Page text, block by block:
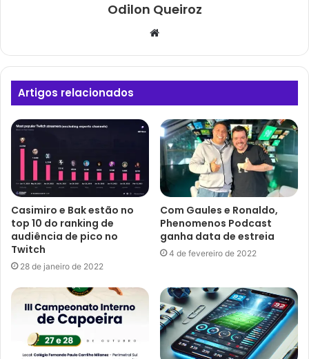
Odilon Queiroz
Website
Artigos relacionados
Casimiro e Bak estão no
top 10 do ranking de
audiência de pico no
Twitch
28 de janeiro de 2022
Com Gaules e Ronaldo,
Phenomenos Podcast
ganha data de estreia
4 de fevereiro de 2022